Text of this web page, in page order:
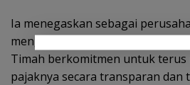
Ia menegaskan sebagai
mengedepankan prinsip tata
Timah berkomitmen untuk terus
pajaknya secara transparan dan